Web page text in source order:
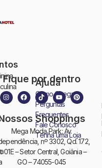
Ajuda
Como Chegar
Perguntas
Frequentes
Fale Conosco
Tenha uma Loja
Fique por dentro
Shoppings
Mega Moda Park: Av.
nº 3302, Qd. 172,
01E – Setor Central, Goiânia –
GO – 74055-045